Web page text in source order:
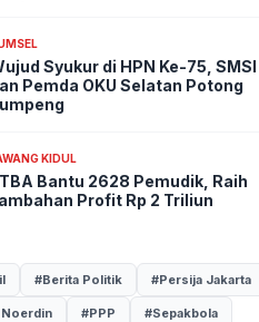
Syukur di HPN Ke-75, SMSI
Pemda OKU Selatan Potong
KIDUL
Bantu 2628 Pemudik, Raih
Profit Rp 2 Triliun
#Berita Politik #Persija Jakarta
#PPP #Sepakbola